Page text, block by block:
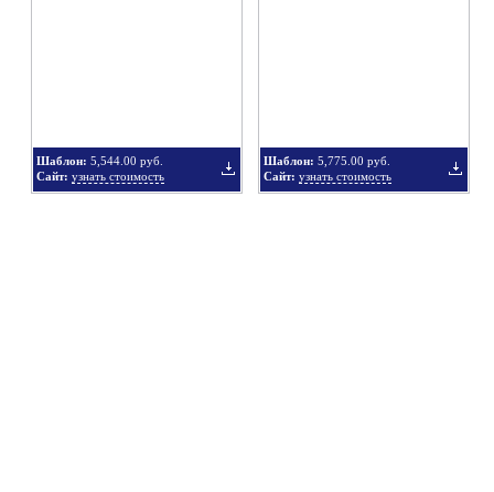
Шаблон: 5,544.00 руб.
Сайт: узнать стоимость
Шаблон: 5,775.00 руб.
Сайт: узнать стоимость